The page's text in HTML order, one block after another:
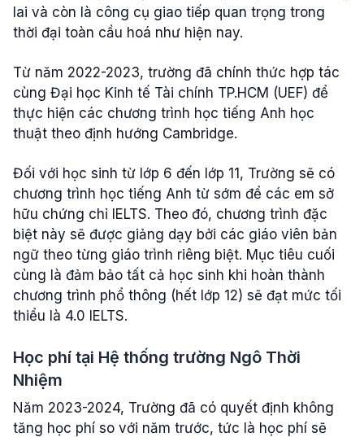
lai và còn là công cụ giao tiếp quan trọng trong
thời đại toàn cầu hoá như hiện nay.
Từ năm 2022-2023, trường đã chính thức hợp tác
cùng Đại học Kinh tế Tài chính TP.HCM (UEF) để
thực hiện các chương trình học tiếng Anh học
thuật theo định hướng Cambridge.
Đối với học sinh từ lớp 6 đến lớp 11, Trường sẽ có
chương trình học tiếng Anh từ sớm để các em sở
hữu chứng chỉ IELTS. Theo đó, chương trình đặc
biệt này sẽ được giảng dạy bởi các giáo viên bản
ngữ theo từng giáo trình riêng biệt. Mục tiêu cuối
cùng là đảm bảo tất cả học sinh khi hoàn thành
chương trình phổ thông (hết lớp 12) sẽ đạt mức tối
thiểu là 4.0 IELTS.
Học phí tại Hệ thống trường Ngô Thời
Nhiệm
Năm 2023-2024, Trường đã có quyết định không
tăng học phí so với năm trước, tức là học phí sẽ